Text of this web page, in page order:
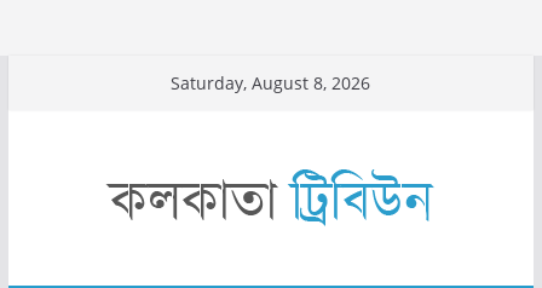
Saturday, August 8, 2026